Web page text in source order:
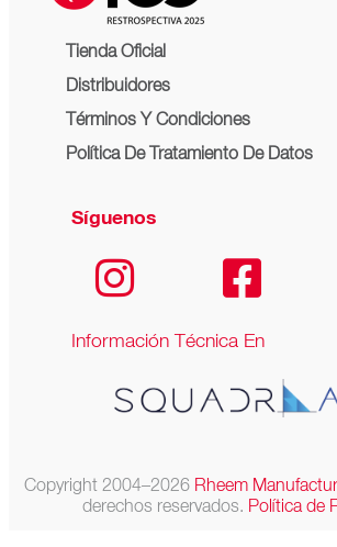
Tienda Oficial
Distribuidores
Términos Y Condiciones
Política De Tratamiento De Datos
Síguenos
Información Técnica En
Copyright 2004–2026 Rheem
derechos reservados. Política de